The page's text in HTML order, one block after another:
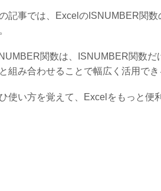
記事では、ExcelのISNUMBER関
関数は、ISNUMBER関数
組み合わせることで幅広く活用でき
使い方を覚えて、Excelをもっと便